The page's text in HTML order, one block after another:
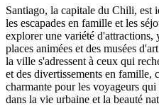
Santiago, la capitale du Chili, est
les escapades en famille et les
explorer une variété d'attractions,
places animées et des musées
la ville s'adressent à ceux qui
et des divertissements en famille,
charmante pour les voyageurs
dans la vie urbaine et la beauté